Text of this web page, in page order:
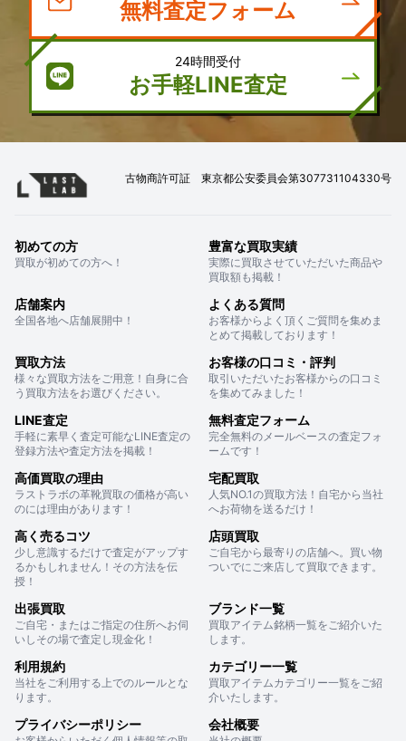
無料査定フォーム
24時間受付
お手軽LINE査定
古物商許可証 東京都公安委員会第307731104330号
初めての方
買取が初めての方へ！
豊富な買取実績
実際に買取させていただいた商品や
買取額も掲載！
店舗案内
全国各地へ店舗展開中！
よくある質問
お客様からよく頂くご質問を集めま
とめて掲載しております！
買取方法
様々な買取方法をご用意！自身に合
う買取方法をお選びください。
お客様の口コミ・評判
取引いただいたお客様からの口コミ
を集めてみました！
LINE査定
手軽に素早く査定可能なLINE査定の
登録方法や査定方法を掲載！
無料査定フォーム
完全無料のメールベースの査定フォ
ームです！
高価買取の理由
ラストラボの革靴買取の価格が高い
のには理由があります！
宅配買取
人気NO.1の買取方法！自宅から当社
へお荷物を送るだけ！
高く売るコツ
少し意識するだけで査定がアップす
るかもしれません！その方法を伝
授！
店頭買取
ご自宅から最寄りの店舗へ。買い物
ついでにご来店して買取できます。
出張買取
ご自宅・またはご指定の住所へお伺
いしその場で査定し現金化！
ブランド一覧
買取アイテム銘柄一覧をご紹介いた
します。
利用規約
当社をご利用する上でのルールとな
ります。
カテゴリー一覧
買取アイテムカテゴリー一覧をご紹
介いたします。
プライバシーポリシー 会社概要